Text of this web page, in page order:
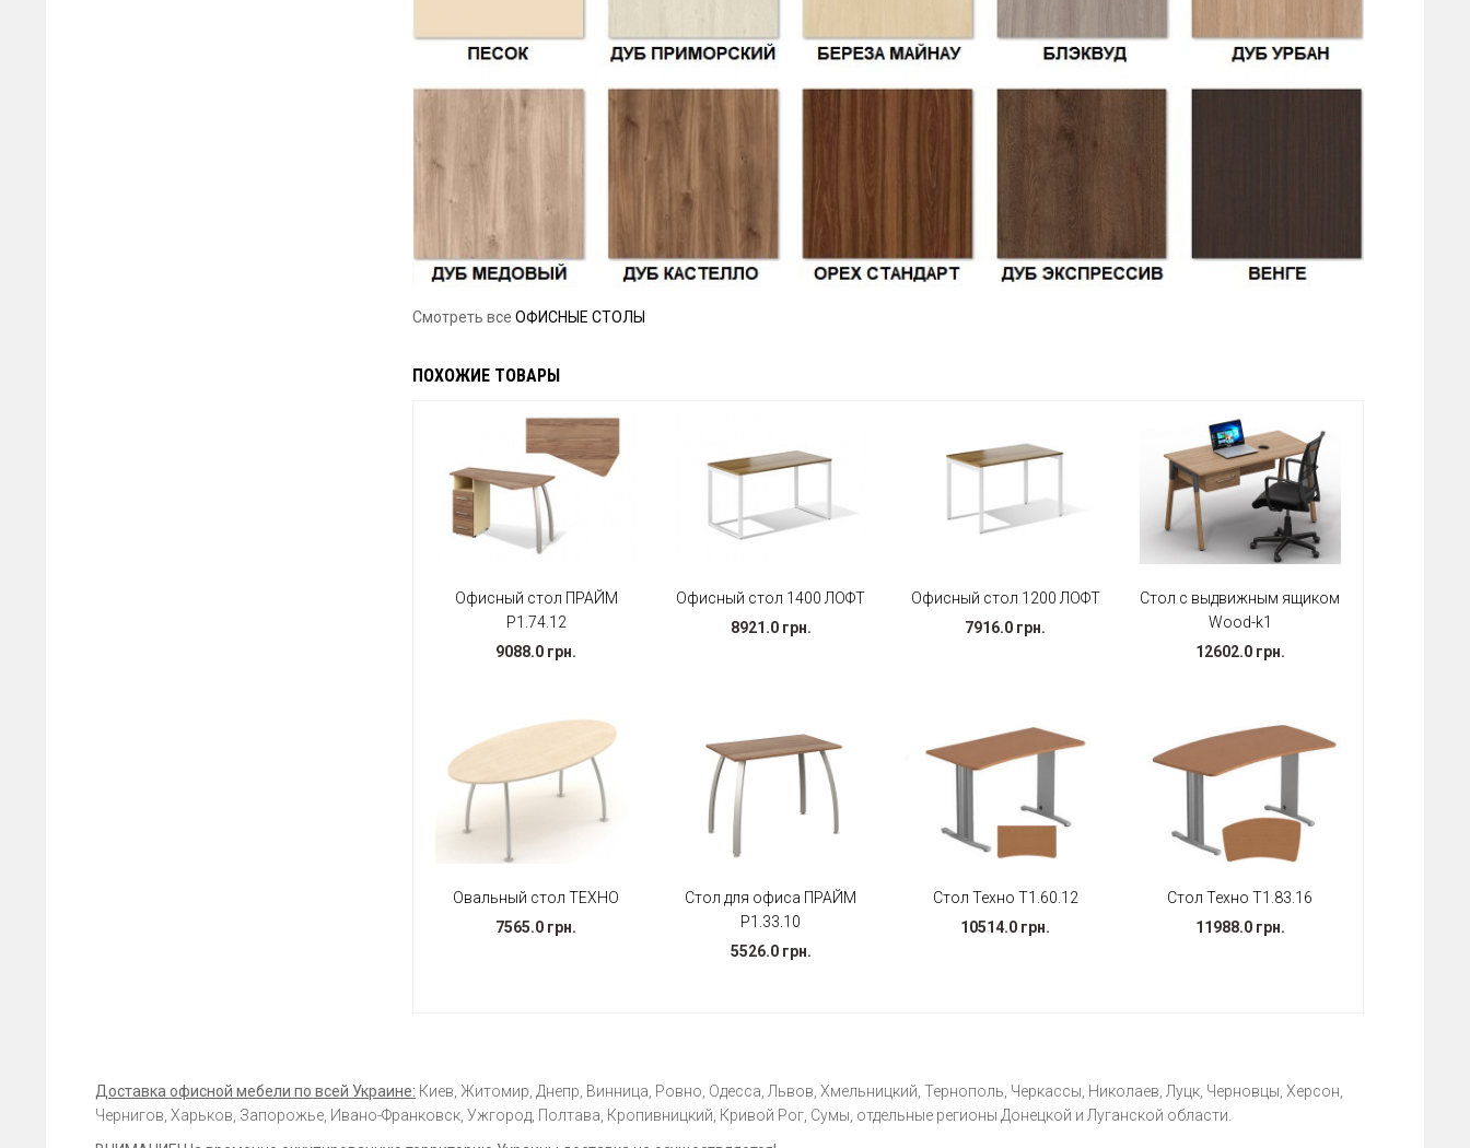
Смотреть все ОФИСНЫЕ СТОЛЫ
ПОХОЖИЕ ТОВАРЫ
Офисный стол ПРАЙМ
Р1.74.12
9088.0 грн.
Офисный стол 1400 ЛОФТ
8921.0 грн.
Офисный стол 1200 ЛОФТ
7916.0 грн.
Стол с выдвижным ящиком
Wood-k1
12602.0 грн.
Овальный стол ТЕХНО
7565.0 грн.
Стол для офиса ПРАЙМ
P1.33.10
5526.0 грн.
Стол Техно T1.60.12
10514.0 грн.
Стол Техно T1.83.16
11988.0 грн.
Доставка офисной мебели по всей Украине: Киев, Житомир, Днепр, Винница, Ровно, Одесса, Львов, Хмельницкий, Тернополь, Черкассы, Николаев, Луцк, Черновцы, Херсон,
Чернигов, Харьков, Запорожье, Ивано-Франковск, Ужгород, Полтава, Кропивницкий, Кривой Рог, Сумы, отдельные регионы Донецкой и Луганской области.